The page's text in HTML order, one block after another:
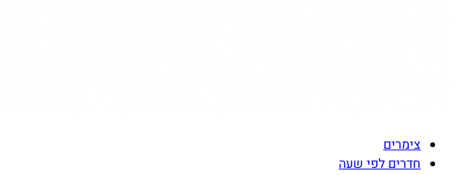
צימרים
חדרים לפי שעה